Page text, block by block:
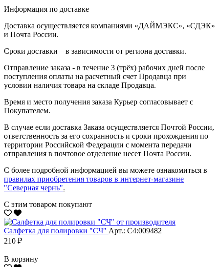
Информация по доставке
Доставка осуществляется компаниями «ДАЙМЭКС», «СДЭК»
и Почта России.
Сроки доставки – в зависимости от региона доставки.
Отправление заказа - в течение 3 (трёх) рабочих дней после
поступления оплаты на расчетный счет Продавца при
условии наличия товара на складе Продавца.
Время и место получения заказа Курьер согласовывает с
Покупателем.
В случае если доставка Заказа осуществляется Почтой России,
ответственность за его сохранность и сроки прохождения по
территории Российской Федерации с момента передачи
отправления в почтовое отделение несет Почта России.
С более подробной информацией вы можете ознакомиться в
правилах приобретения товаров в интернет-магазине
"Северная чернь".
С этим товаром покупают
Салфетка для полировки "CЧ" Арт.: С4:009482
210 ₽
В корзину